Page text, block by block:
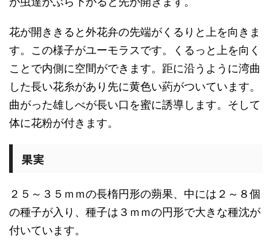
花が開ききると外花弁の先端がくるりと上を向きま
す。この様子がユーモラスです。くるっと上を向く
ことで内側に空間ができます。距に沿うように湾曲
した長い花糸があり先に黄色い葯がついています。
曲がった雄しべが長い口を蜜に誘導します。そして
体に花粉が付きます。
果実
２５～３５ｍｍの長楕円形の蒴果、中には２～８個
の種子が入り、種子は３ｍｍの円形で大きな種沈が
付いています。